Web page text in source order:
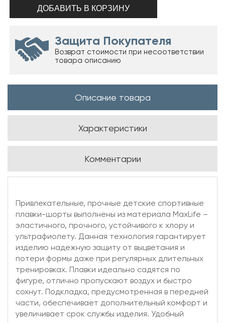
Защита Покупателя
Возврат стоимости при несоответствии
товара описанию
Описание товара
Характеристики
Комментарии
Привлекательные, прочные детские спортивные
плавки-шорты выполнены из материала MaxLife –
эластичного, прочного, устойчивого к хлору и
ультрафиолету. Данная технология гарантирует
изделию надежную защиту от выцветания и
потери формы даже при регулярных длительных
тренировках. Плавки идеально садятся по
фигуре, отлично пропускают воздух и быстро
сохнут. Подкладка, предусмотренная в передней
части, обеспечивает дополнительный комфорт и
увеличивает срок службы изделия. Удобный